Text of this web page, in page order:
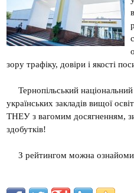
зору трафіку, довіри і якості
Тернопільський
українських закладів вищої
ТНЕУ з вагомим досягненням,
здобутків!
З рейтингом можна